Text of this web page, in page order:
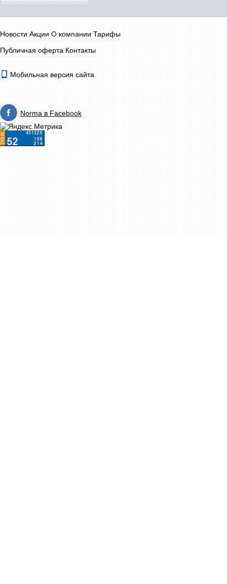
Новости Акции О компании Тарифы
Публичная оферта Контакты
Мобильная версия сайта
Norma в Facebook